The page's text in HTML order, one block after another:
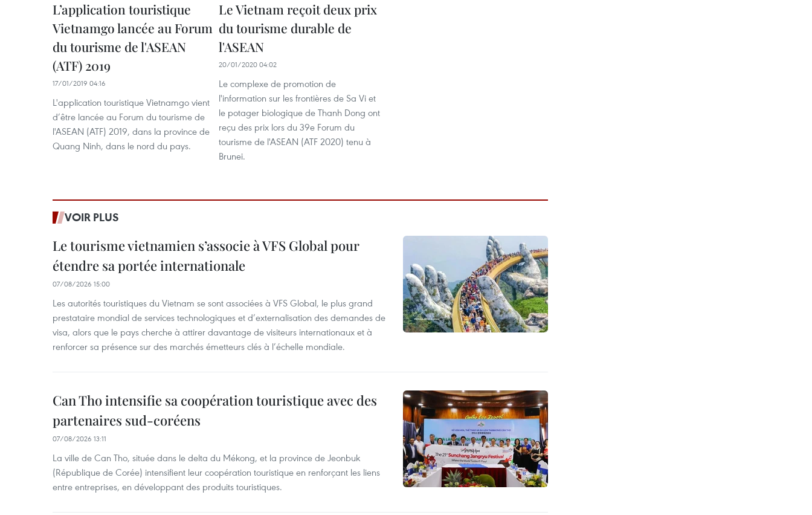
L’application touristique
Vietnamgo lancée au Forum
du tourisme de l'ASEAN
(ATF) 2019
17/01/2019 04:16
L'application touristique Vietnamgo vient
d’être lancée au Forum du tourisme de
l'ASEAN (ATF) 2019, dans la province de
Quang Ninh, dans le nord du pays.
Le Vietnam reçoit deux prix
du tourisme durable de
l'ASEAN
20/01/2020 04:02
Le complexe de promotion de
l'information sur les frontières de Sa Vi et
le potager biologique de Thanh Dong ont
reçu des prix lors du 39e Forum du
tourisme de l'ASEAN (ATF 2020) tenu à
Brunei.
VOIR PLUS
Le tourisme vietnamien s’associe à VFS Global pour
étendre sa portée internationale
07/08/2026 15:00
Les autorités touristiques du Vietnam se sont associées à VFS Global, le plus grand
prestataire mondial de services technologiques et d’externalisation des demandes de
visa, alors que le pays cherche à attirer davantage de visiteurs internationaux et à
renforcer sa présence sur des marchés émetteurs clés à l’échelle mondiale.
Can Tho intensifie sa coopération touristique avec des
partenaires sud-coréens
07/08/2026 13:11
La ville de Can Tho, située dans le delta du Mékong, et la province de Jeonbuk
(République de Corée) intensifient leur coopération touristique en renforçant les liens
entre entreprises, en développant des produits touristiques.